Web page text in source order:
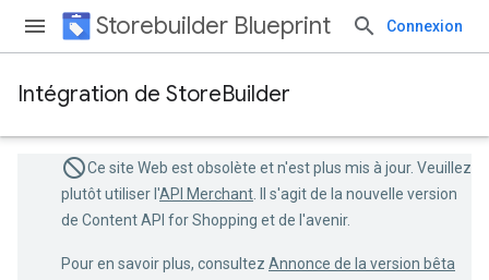
Storebuilder Blueprint Connexion
Intégration de StoreBuilder
Ce site Web est obsolète et n'est plus mis à jour. Veuillez
plutôt utiliser l'API Merchant . Il s'agit de la nouvelle version
de Content API for Shopping et de l'avenir.
Pour en savoir plus, consultez Annonce de la version bêta